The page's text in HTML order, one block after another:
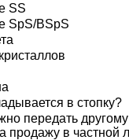
SS
SpS/BSpS
в стопку?
передать другому
продажу в частной